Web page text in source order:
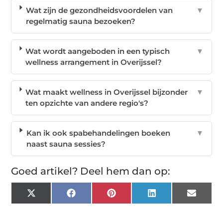
Wat zijn de gezondheidsvoordelen van
regelmatig sauna bezoeken?
▼
Wat wordt aangeboden in een typisch
wellness arrangement in Overijssel?
▼
Wat maakt wellness in Overijssel bijzonder
ten opzichte van andere regio's?
▼
Kan ik ook spabehandelingen boeken
naast sauna sessies?
▼
Goed artikel? Deel hem dan op:
X
(Twitter)
FacebookPinterest LinkedIn Email